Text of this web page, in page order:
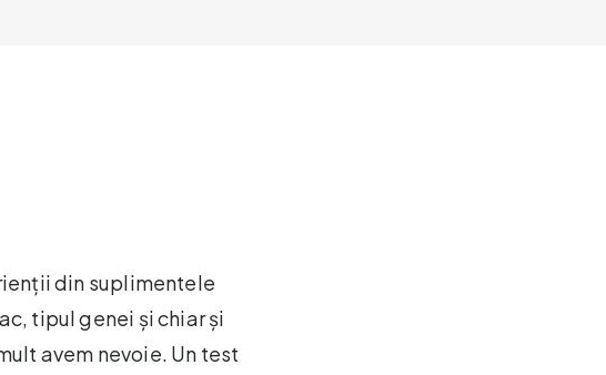
din suplimentele
tipul genei și chiar și
avem nevoie. Un test